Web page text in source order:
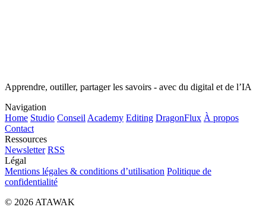
Apprendre, outiller, partager les savoirs - avec du digital et de l’IA
Navigation
Home Studio ConseilAcademy Editing DragonFlux À propos
Contact
Ressources
Newsletter RSS
Légal
Mentions légales & conditions d’utilisation Politique de
confidentialité
© 2026 ATAWAK